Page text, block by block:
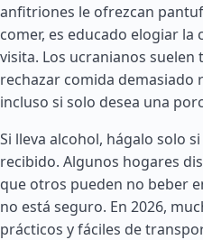
anfitriones le ofrezcan
comer, es educado elogiar
visita. Los ucranianos
rechazar comida demasiado
incluso si solo desea una
Si lleva alcohol, hágalo solo
recibido. Algunos hogares
que otros pueden no beber
no está seguro. En 2026,
prácticos y fáciles de